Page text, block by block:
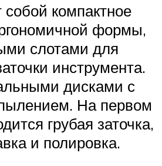
собой компактное
формы,
слотами для
инструмента.
дисками с
На первом
грубая заточка,
и полировка.